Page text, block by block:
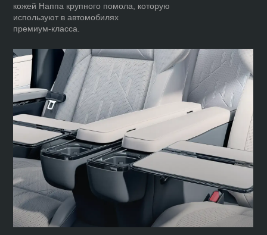
кожей Наппа крупного помола, которую
используют в автомобилях
премиум‑класса.